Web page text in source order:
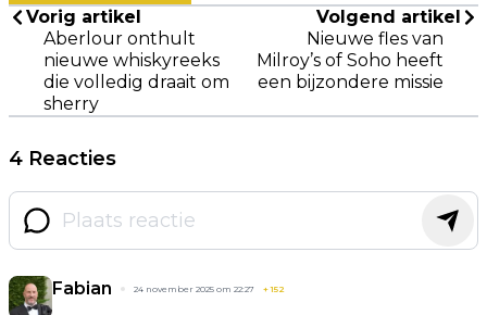
Vorig artikel
Aberlour onthult
nieuwe whiskyreeks
die volledig draait om
sherry
Volgend artikel
Nieuwe fles van
Milroy’s of Soho heeft
een bijzondere missie
4 Reacties
Fabian 24 november 2025 om 22:27 +152